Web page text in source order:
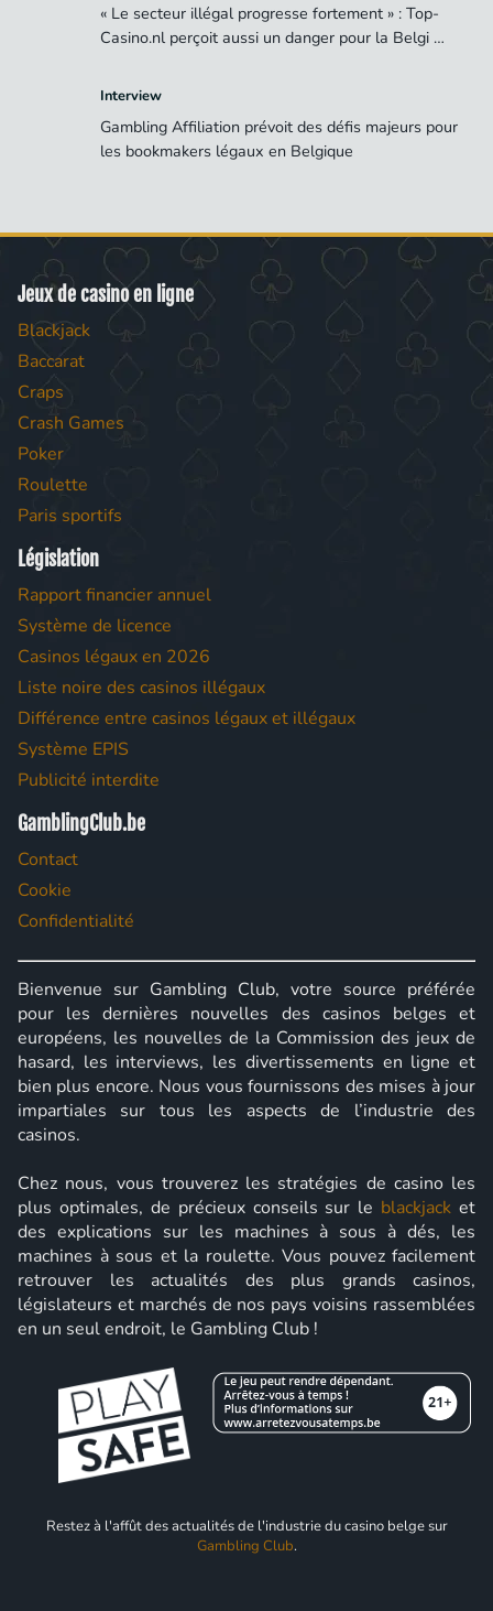
« Le secteur illégal progresse fortement » : Top-
Casino.nl perçoit aussi un danger pour la Belgi …
Interview
Gambling Affiliation prévoit des défis majeurs pour
les bookmakers légaux en Belgique
Jeux de casino en ligne
Blackjack
Baccarat
Craps
Crash Games
Poker
Roulette
Paris sportifs
Législation
Rapport financier annuel
Système de licence
Casinos légaux en 2026
Liste noire des casinos illégaux
Différence entre casinos légaux et illégaux
Système EPIS
Publicité interdite
GamblingClub.be
Contact
Cookie
Confidentialité
Bienvenue sur Gambling Club, votre source préférée
pour les dernières nouvelles des casinos belges et
européens, les nouvelles de la Commission des jeux de
hasard, les interviews, les divertissements en ligne et
bien plus encore. Nous vous fournissons des mises à jour
impartiales sur tous les aspects de l’industrie des
casinos.
Chez nous, vous trouverez les stratégies de casino les
plus optimales, de précieux conseils sur le blackjack et
des explications sur les machines à sous à dés, les
machines à sous et la roulette. Vous pouvez facilement
retrouver les actualités des plus grands casinos,
législateurs et marchés de nos pays voisins rassemblées
en un seul endroit, le Gambling Club !
Restez à l'affût des actualités de l'industrie du casino belge sur
Gambling Club.